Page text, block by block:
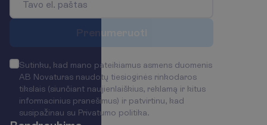
Sutinku, kad mano pateikiamus asmens duomenis
AB Novaturas naudotų tiesioginės rinkodaros
tikslais (siunčiant naujienlaiškius, reklamą ir kitus
informacinius pranešimus) ir patvirtinu, kad
susipažinau su Privatumo politika.